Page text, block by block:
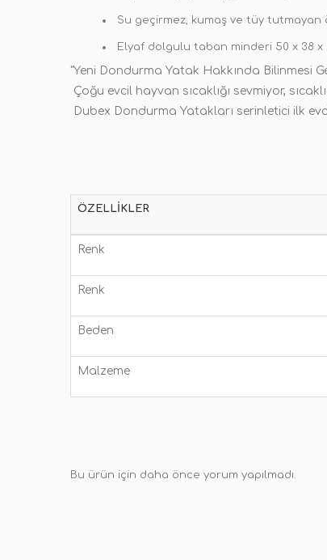
Su geçirmez, kumaş ve tüy tutmayan
Elyaf dolgulu taban minderi 50 x 38 x
"Yeni Dondurma Yatak Hakkında Bilinmesi
Çoğu evcil hayvan sıcaklığı sevmiyor,
Dubex Dondurma Yatakları serinletici ilk
ÖZELLIKLER
Renk
Renk
Beden
Malzeme
Bu ürün için daha önce yorum yapılmadı.